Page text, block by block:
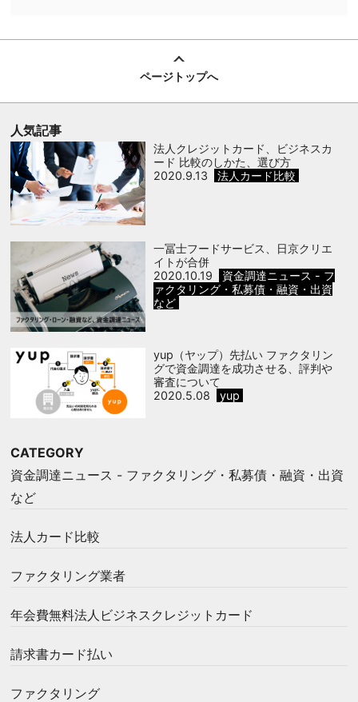
ページトップへ
人気記事
法人クレジットカード、ビジネスカ
ード 比較のしかた、選び方
2020.9.13
法人カード比較
一冨士フードサービス、日京クリエ
イトが合併
2020.10.19
資金調達ニュース - フ
ァクタリング・私募債・融資・出資
など
yup（ヤップ）先払い ファクタリン
グで資金調達を成功させる、評判や
審査について
2020.5.08
yup
CATEGORY
資金調達ニュース - ファクタリング・私募債・融資・出資
など
法人カード比較
ファクタリング業者
年会費無料法人ビジネスクレジットカード
請求書カード払い
ファクタリング